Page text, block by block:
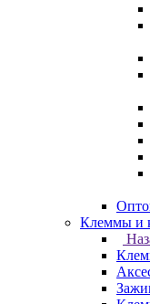
Клеммы и